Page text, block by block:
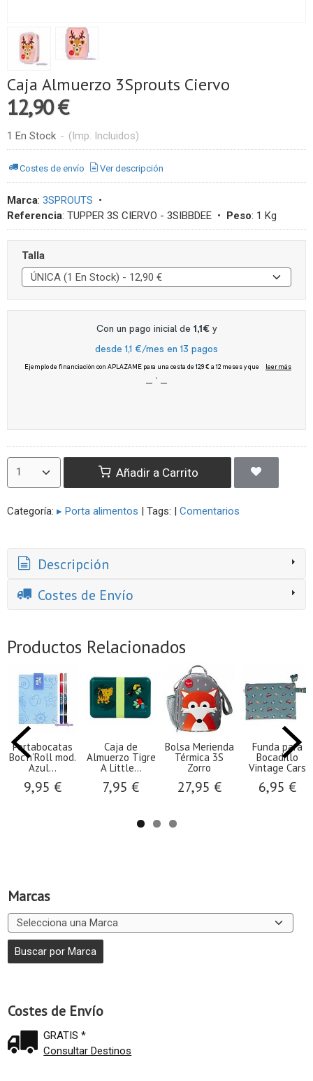
Marcas
Costes de Envío
GRATIS *
Consultar Destinos
Caja Almuerzo 3Sprouts Ciervo
12,90 €
1 En Stock - (Imp. Incluidos)
Costes de envío Ver descripción
Marca: 3SPROUTS •
Referencia: TUPPER 3S CIERVO - 3SIBBDEE • Peso: 1 Kg
Talla
Añadir a Carrito
Categoría: ▸ Porta alimentos | Tags: | Comentarios
Descripción
Costes de Envío
Productos Relacionados
Portabocatas
Boc’n’Roll mod.
Azul...
9,95 €
Caja de
Almuerzo Tigre
A Little...
7,95 €
Bolsa Merienda
Térmica 3S
Zorro
27,95 €
Funda para
Bocadillo
Vintage Cars
6,95 €